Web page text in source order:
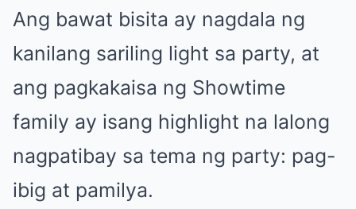
Ang bawat bisita ay nagdala ng
kanilang sariling light sa party, at
ang pagkakaisa ng Showtime
family ay isang highlight na lalong
nagpatibay sa tema ng party: pag-
ibig at pamilya.